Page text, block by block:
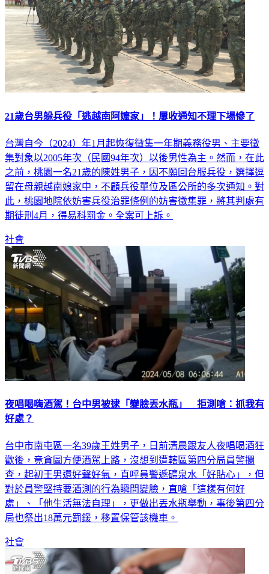
21歲台男躲兵役「逃越南阿嬤家」！屢收通知不理下場慘了
台灣自今（2024）年1月起恢復徵集一年期義務役男、主要徵
集對象以2005年次（民國94年次）以後男性為主。然而，在此
之前，桃園一名21歲的陳姓男子，因不願回台服兵役，選擇逗
留在母親越南娘家中，不顧兵役單位及區公所的多次通知。對
此，桃園地院依妨害兵役治罪條例的妨害徵集罪，將其判處有
期徒刑4月，得易科罰金。全案可上訴。
社會
夜唱喝嗨酒駕！台中男被逮「變臉丟水瓶」 拒測嗆：抓我有
好處？
台中市南屯區一名39歲王姓男子，日前清晨跟友人夜唱喝酒狂
歡後，竟貪圖方便酒駕上路，沒想到遭轄區第四分局員警攔
查，起初王男還好聲好氣，直呼員警遞礦泉水「好貼心」，但
對於員警堅持要酒測的行為瞬間變臉，直嗆「這樣有何好
處」、「他生活無法自理」，更做出丟水瓶舉動，事後第四分
局也祭出18萬元罰鍰，移置保管該機車。
社會